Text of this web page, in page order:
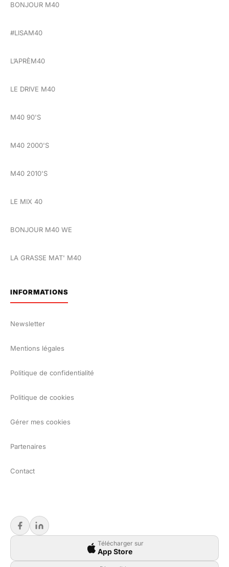
BONJOUR M40
#LISAM40
L’APRÈM40
LE DRIVE M40
M40 90'S
M40 2000'S
M40 2010'S
LE MIX 40
BONJOUR M40 WE
LA GRASSE MAT' M40
INFORMATIONS
Newsletter
Mentions légales
Politique de confidentialité
Politique de cookies
Gérer mes cookies
Partenaires
Contact
Télécharger sur
App Store